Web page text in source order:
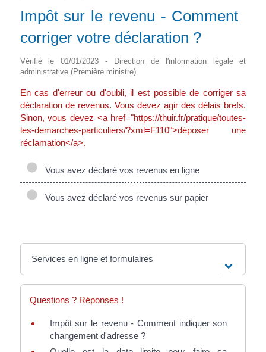
Impôt sur le revenu - Comment
corriger votre déclaration ?
Vérifié le 01/01/2023 - Direction de l'information légale et
administrative (Première ministre)
En cas d'erreur ou d'oubli, il est possible de corriger sa
déclaration de revenus. Vous devez agir des délais brefs.
Sinon, vous devez <a href="https://thuir.fr/pratique/toutes-
les-demarches-particuliers/?xml=F110">déposer une
réclamation</a>.
Vous avez déclaré vos revenus en ligne
Vous avez déclaré vos revenus sur papier
Services en ligne et formulaires
Questions ? Réponses !
Impôt sur le revenu - Comment indiquer son
changement d'adresse ?